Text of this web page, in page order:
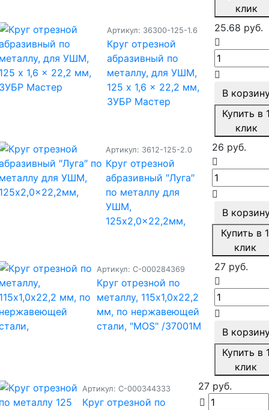
клик
Артикул: 36300-125-1.6
Круг отрезной
абразивный по
металлу, для УШМ,
125 x 1,6 x 22,2 мм,
ЗУБР Мастер
25.68 руб.
В
Купить в
клик
Артикул: 3612-125-2.0
Круг отрезной
абразивный ″Луга″
по металлу для
УШМ,
125x2,0x22,2мм,
26 руб.
В
Купить в 1
клик
Артикул: С-000284369
Круг отрезной по
металлу, 115х1,0х22,2
мм, по нержавеющей
стали, "MOS" /37001М
27 руб.
В
Купить в
клик
Артикул: С-000344333
Круг отрезной по
27 руб.